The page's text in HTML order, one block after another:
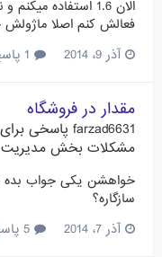
الان 1.6 استفاده
فعالش کنم اصلا
آذر 9، 2014
مقدار در فروشگاه
farzad6631 پاسخی برای
مشکلات بخش مدیریت
سازگاره؟
آذر 7، 2014